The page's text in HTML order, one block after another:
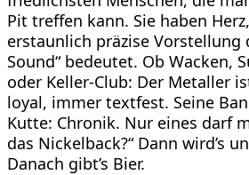
Pit treffen kann. Sie haben
erstaunlich präzise Vorstellung
Sound“ bedeutet. Ob Wacken,
oder Keller-Club: Der Metaller
loyal, immer textfest. Seine
Kutte: Chronik. Nur eines darf
das Nickelback?“ Dann wird’s
Danach gibt’s Bier.